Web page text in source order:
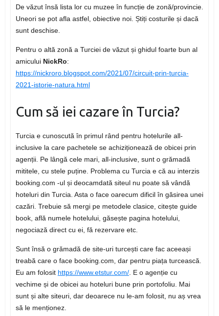
De văzut însă lista lor cu muzee în funcție de zonă/provincie.
Uneori se pot afla astfel, obiective noi. Știți costurile și dacă
sunt deschise.
Pentru o altă zonă a Turciei de văzut și ghidul foarte bun al
amicului NickRo:
https://nickroro.blogspot.com/2021/07/circuit-prin-turcia-
2021-istorie-natura.html
Cum să iei cazare în Turcia?
Turcia e cunoscută în primul rând pentru hotelurile all-
inclusive la care pachetele se achiziționează de obicei prin
agenții. Pe lângă cele mari, all-inclusive, sunt o grămadă
mititele, cu stele puține. Problema cu Turcia e că au interzis
booking.com -ul și deocamdată siteul nu poate să vândă
hoteluri din Turcia. Asta o face oarecum dificil în găsirea unei
cazări. Trebuie să mergi pe metodele clasice, citește guide
book, află numele hotelului, găsește pagina hotelului,
negociază direct cu ei, fă rezervare etc.
Sunt însă o grămadă de site-uri turcești care fac aceeași
treabă care o face booking.com, dar pentru piața turcească.
Eu am folosit https://www.etstur.com/. E o agenție cu
vechime și de obicei au hoteluri bune prin portofoliu. Mai
sunt și alte siteuri, dar deoarece nu le-am folosit, nu aș vrea
să le menționez.